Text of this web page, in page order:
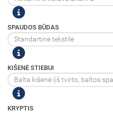
SPAUDOS BŪDAS
KIŠENĖ STIEBUI
KRYPTIS